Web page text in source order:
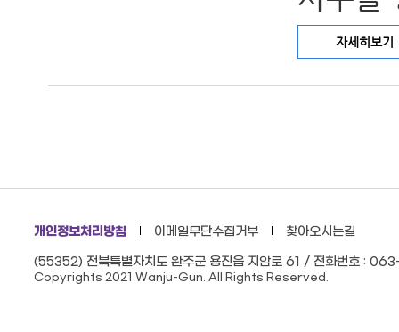
자세히보기
개인정보처리방침 이메일무단수집거부
찾아오시는길
(55352) 전북특별자치도 완주군 용진읍 지암로 61 / 전화번호 :
Copyrights 2021 Wanju-Gun. All Rights Reserved.